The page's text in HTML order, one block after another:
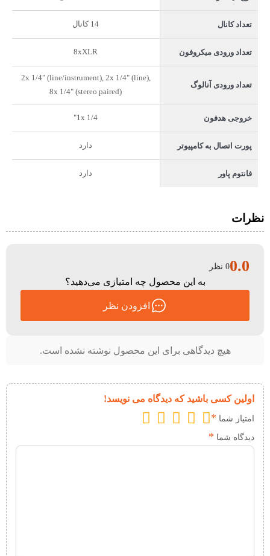
تعداد کانال 14 کانال
تعداد ورودی میکروفون 8xXLR
تعداد ورودی آنالوگ
2x 1/4" (line/instrument), 2x 1/4" (line),
8x 1/4" (stereo paired)
خروجی هدفون 1x 1/4"
پورت اتصال به کامپیوتر دارد
فانتوم پاور دارد
نظرات
هیچ دیدگاهی برای این محصول نوشته نشده است.
اولین کسی باشید که دیدگاه می نویسد!
امتیاز شما *
دیدگاه شما *
0.00 نظر
به این محصول چه امتیازی می‌دهید؟
افزودن نظر